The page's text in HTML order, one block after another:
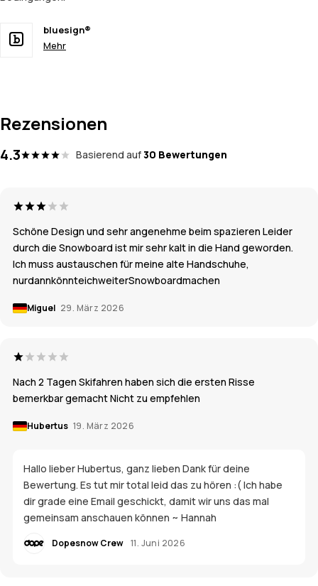
bluesign®
Mehr
Rezensionen
4.3 Basierend auf30 Bewertungen
Schöne Design und sehr angenehme beim spazieren Leider
durch die Snowboard ist mir sehr kalt in die Hand geworden.
Ich muss austauschen für meine alte Handschuhe,
nurdannkönnteichweiterSnowboardmachen
Miguel 29. März 2026
Nach 2 Tagen Skifahren haben sich die ersten Risse
bemerkbar gemacht Nicht zu empfehlen
Hubertus 19. März 2026
Hallo lieber Hubertus, ganz lieben Dank für deine
Bewertung. Es tut mir total leid das zu hören :( Ich habe
dir grade eine Email geschickt, damit wir uns das mal
gemeinsam anschauen können ~ Hannah
Dopesnow Crew 11. Juni 2026